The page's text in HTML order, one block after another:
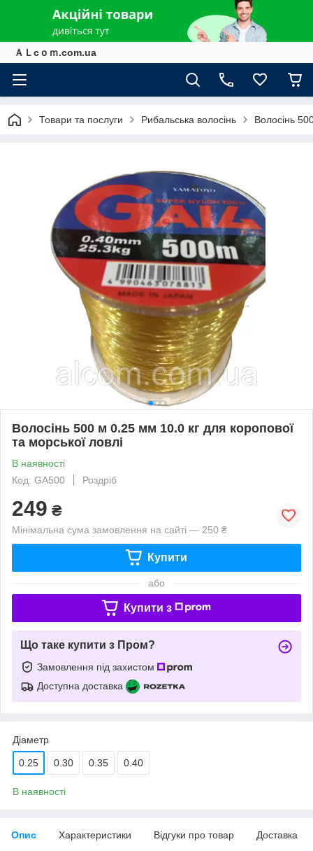
ＡＬcｏｍ.com.ua
Товари та послуги Рибальська волосінь Волосінь
Волосінь 500 м 0.25 мм 10.0 кг для коропової
та морської ловлі
В наявності
Код: GA500
Роздріб
249 ₴
Мінімальна сума замовлення на сайті — 250 ₴
Купити
або
Купити з
Що таке купити з Пром?
Замовлення під захистом
Доступна доставка
Діаметр
0.25 0.30 0.35 0.40
В наявності
Опис Характеристики Відгуки про товар Доставка